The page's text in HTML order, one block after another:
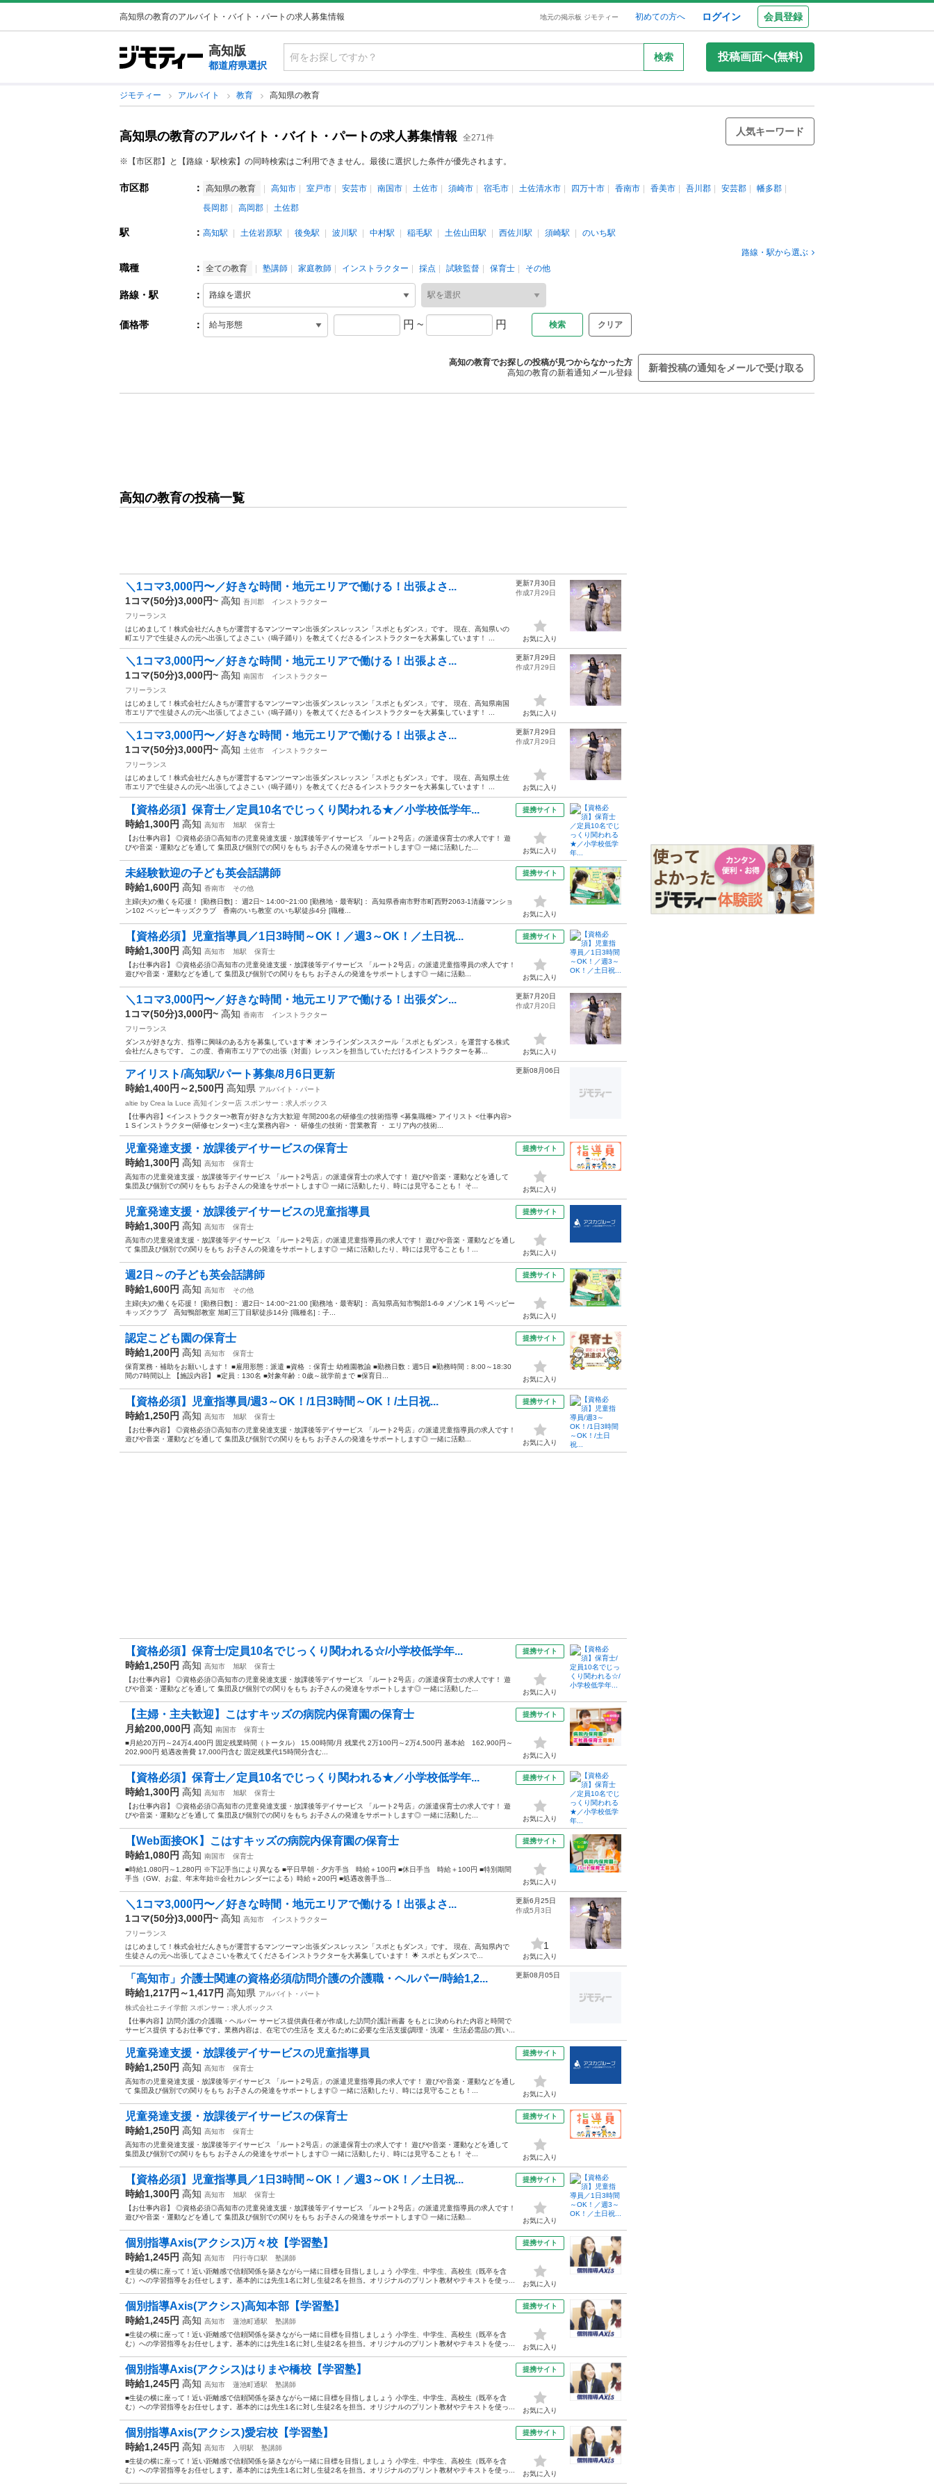
高知県の教育のアルバイト・バイト・パートの求人募集情報 地元の掲示板 ジモティー 初めての方へ ログイン 会員登録
高知版
都道府県選択
検索 投稿画面へ(無料)
ジモティー アルバイト 教育 高知県の教育
高知県の教育のアルバイト・バイト・パートの求人募集情報 全271件
人気キーワード
※【市区郡】と【路線・駅検索】の同時検索はご利用できません。最後に選択した条件が優先されます。
市区郡 ： 高知県の教育 高知市 室戸市 安芸市 南国市 土佐市 須崎市 宿毛市 土佐清水市 四万十市 香南市 香美市 吾川郡 安芸郡
幡多郡
長岡郡
高岡郡 土佐郡
駅 ： 高知駅 土佐岩原駅 後免駅 波川駅 中村駅 稲毛駅 土佐山田駅 西佐川駅 須崎駅
のいち駅
路線・駅から選ぶ
職種 ： 全ての教育 塾講師 家庭教師 インストラクター 採点 試験監督 保育士 その他
路線・駅 ：
価格帯 ： 円 ~ 円 クリア
高知の教育でお探しの投稿が見つからなかった方
高知の教育の新着通知メール登録
新着投稿の通知をメールで受け取る
高知の教育の投稿一覧
＼1コマ3,000円〜／好きな時間・地元エリアで働ける！出張よさ...
1コマ(50分)3,000円~ 高知 吾川郡
インストラクター
フリーランス
はじめまして！株式会社だんきちが運営するマンツーマン出張ダンスレッスン「スポともダンス」です。 現在、高知県いの
町エリアで生徒さんの元へ出張してよさこい（鳴子踊り）を教えてくださるインストラクターを大募集しています！ ...
更新7月30日
作成7月29日
お気に入り
＼1コマ3,000円〜／好きな時間・地元エリアで働ける！出張よさ...
1コマ(50分)3,000円~ 高知 南国市
インストラクター
フリーランス
はじめまして！株式会社だんきちが運営するマンツーマン出張ダンスレッスン「スポともダンス」です。 現在、高知県南国
市エリアで生徒さんの元へ出張してよさこい（鳴子踊り）を教えてくださるインストラクターを大募集しています！ ...
更新7月29日
作成7月29日
お気に入り
＼1コマ3,000円〜／好きな時間・地元エリアで働ける！出張よさ...
1コマ(50分)3,000円~ 高知 土佐市
インストラクター
フリーランス
はじめまして！株式会社だんきちが運営するマンツーマン出張ダンスレッスン「スポともダンス」です。 現在、高知県土佐
市エリアで生徒さんの元へ出張してよさこい（鳴子踊り）を教えてくださるインストラクターを大募集しています！ ...
更新7月29日
作成7月29日
お気に入り
【資格必須】保育士／定員10名でじっくり関われる★／小学校低学年...
時給1,300円 高知 高知市 旭駅
保育士
【お仕事内容】 ◎資格必須◎高知市の児童発達支援・放課後等デイサービス 「ルート2号店」の派遣保育士の求人です！ 遊
びや音楽・運動などを通して 集団及び個別での関りをもち お子さんの発達をサポートします◎ 一緒に活動した...
提携サイト
お気に入り
未経験歓迎の子ども英会話講師
時給1,600円 高知 香南市
その他
主婦(夫)の働くを応援！ [勤務日数]： 週2日~ 14:00~21:00 [勤務地・最寄駅]： 高知県香南市野市町西野2063-1清藤マンショ
ン102 ペッピーキッズクラブ 香南のいち教室 のいち駅徒歩4分 [職種...
提携サイト
お気に入り
【資格必須】児童指導員／1日3時間～OK！／週3～OK！／土日祝...
時給1,300円 高知 高知市 旭駅
保育士
【お仕事内容】 ◎資格必須◎高知市の児童発達支援・放課後等デイサービス 「ルート2号店」の派遣児童指導員の求人です！
遊びや音楽・運動などを通して 集団及び個別での関りをもち お子さんの発達をサポートします◎ 一緒に活動...
提携サイト
お気に入り
＼1コマ3,000円〜／好きな時間・地元エリアで働ける！出張ダン...
1コマ(50分)3,000円~ 高知 香南市
インストラクター
フリーランス
ダンスが好きな方、指導に興味のある方を募集しています🌟 オンラインダンススクール「スポともダンス」を運営する株式
会社だんきちです。 この度、香南市エリアでの出張（対面）レッスンを担当していただけるインストラクターを募...
更新7月20日
作成7月20日
お気に入り
アイリスト/高知駅/パート募集/8月6日更新
時給1,400円～2,500円 高知県 アルバイト・パート
altie by Crea la Luce 高知インター店 スポンサー：求人ボックス
【仕事内容】<インストラクター>教育が好きな方大歓迎 年間200名の研修生の技術指導 <募集職種> アイリスト <仕事内容>
1 Sインストラクター(研修センター) <主な業務内容> ・ 研修生の技術・営業教育 ・ エリア内の技術...
更新08月06日
児童発達支援・放課後デイサービスの保育士
時給1,300円 高知 高知市
保育士
高知市の児童発達支援・放課後等デイサービス 「ルート2号店」の派遣保育士の求人です！ 遊びや音楽・運動などを通して
集団及び個別での関りをもち お子さんの発達をサポートします◎ 一緒に活動したり、時には見守ることも！ そ...
提携サイト
お気に入り
児童発達支援・放課後デイサービスの児童指導員
時給1,300円 高知 高知市
保育士
高知市の児童発達支援・放課後等デイサービス 「ルート2号店」の派遣児童指導員の求人です！ 遊びや音楽・運動などを通し
て 集団及び個別での関りをもち お子さんの発達をサポートします◎ 一緒に活動したり、時には見守ることも！...
提携サイト
お気に入り
週2日～の子ども英会話講師
時給1,600円 高知 高知市
その他
主婦(夫)の働くを応援！ [勤務日数]： 週2日~ 14:00~21:00 [勤務地・最寄駅]： 高知県高知市鴨部1-6-9 メゾンK 1号 ペッピー
キッズクラブ 高知鴨部教室 旭町三丁目駅徒歩14分 [職種名]：子...
提携サイト
お気に入り
認定こども園の保育士
時給1,200円 高知 高知市
保育士
保育業務・補助をお願いします！ ■雇用形態：派遣 ■資格 ：保育士 幼稚園教諭 ■勤務日数：週5日 ■勤務時間：8:00～18:30
間の7時間以上 【施設内容】 ■定員：130名 ■対象年齢：0歳～就学前まで ■保育日...
提携サイト
お気に入り
【資格必須】児童指導員/週3～OK！/1日3時間～OK！/土日祝...
時給1,250円 高知 高知市 旭駅
保育士
【お仕事内容】 ◎資格必須◎高知市の児童発達支援・放課後等デイサービス 「ルート2号店」の派遣児童指導員の求人です！
遊びや音楽・運動などを通して 集団及び個別での関りをもち お子さんの発達をサポートします◎ 一緒に活動...
提携サイト
お気に入り
【資格必須】保育士/定員10名でじっくり関われる☆/小学校低学年...
時給1,250円 高知 高知市 旭駅
保育士
【お仕事内容】 ◎資格必須◎高知市の児童発達支援・放課後等デイサービス 「ルート2号店」の派遣保育士の求人です！ 遊
びや音楽・運動などを通して 集団及び個別での関りをもち お子さんの発達をサポートします◎ 一緒に活動した...
提携サイト
お気に入り
【主婦・主夫歓迎】こはすキッズの病院内保育園の保育士
月給200,000円 高知 南国市
保育士
■月給20万円～24万4,400円 固定残業時間（トータル） 15.00時間/月 残業代 2万100円～2万4,500円 基本給 162,900円～
202,900円 処遇改善費 17,000円含む 固定残業代15時間分含む...
提携サイト
お気に入り
【資格必須】保育士／定員10名でじっくり関われる★／小学校低学年...
時給1,300円 高知 高知市 旭駅
保育士
【お仕事内容】 ◎資格必須◎高知市の児童発達支援・放課後等デイサービス 「ルート2号店」の派遣保育士の求人です！ 遊
びや音楽・運動などを通して 集団及び個別での関りをもち お子さんの発達をサポートします◎ 一緒に活動した...
提携サイト
お気に入り
【Web面接OK】こはすキッズの病院内保育園の保育士
時給1,080円 高知 南国市
保育士
■時給1,080円～1,280円 ※下記手当により異なる ■平日早朝・夕方手当 時給＋100円 ■休日手当 時給＋100円 ■特別期間
手当（GW、お盆、年末年始※会社カレンダーによる）時給＋200円 ■処遇改善手当...
提携サイト
お気に入り
＼1コマ3,000円〜／好きな時間・地元エリアで働ける！出張よさ...
1コマ(50分)3,000円~ 高知 高知市
インストラクター
フリーランス
はじめまして！株式会社だんきちが運営するマンツーマン出張ダンスレッスン「スポともダンス」です。 現在、高知県内で
生徒さんの元へ出張してよさこいを教えてくださるインストラクターを大募集しています！ 🌟 スポともダンスで...
更新6月25日
作成5月3日
1
お気に入り
「高知市」介護士関連の資格必須/訪問介護の介護職・ヘルパー/時給1,2...
時給1,217円～1,417円 高知県 アルバイト・パート
株式会社ニチイ学館 スポンサー：求人ボックス
【仕事内容】訪問介護の介護職・ヘルパー サービス提供責任者が作成した訪問介護計画書 をもとに決められた内容と時間で
サービス提供 するお仕事です。業務内容は、在宅での生活を 支えるために必要な生活支援(調理・洗濯・ 生活必需品の買い...
更新08月05日
児童発達支援・放課後デイサービスの児童指導員
時給1,250円 高知 高知市
保育士
高知市の児童発達支援・放課後等デイサービス 「ルート2号店」の派遣児童指導員の求人です！ 遊びや音楽・運動などを通し
て 集団及び個別での関りをもち お子さんの発達をサポートします◎ 一緒に活動したり、時には見守ることも！...
提携サイト
お気に入り
児童発達支援・放課後デイサービスの保育士
時給1,250円 高知 高知市
保育士
高知市の児童発達支援・放課後等デイサービス 「ルート2号店」の派遣保育士の求人です！ 遊びや音楽・運動などを通して
集団及び個別での関りをもち お子さんの発達をサポートします◎ 一緒に活動したり、時には見守ることも！ そ...
提携サイト
お気に入り
【資格必須】児童指導員／1日3時間～OK！／週3～OK！／土日祝...
時給1,300円 高知 高知市 旭駅
保育士
【お仕事内容】 ◎資格必須◎高知市の児童発達支援・放課後等デイサービス 「ルート2号店」の派遣児童指導員の求人です！
遊びや音楽・運動などを通して 集団及び個別での関りをもち お子さんの発達をサポートします◎ 一緒に活動...
提携サイト
お気に入り
個別指導Axis(アクシス)万々校【学習塾】
時給1,245円 高知 高知市 円行寺口駅
塾講師
■生徒の横に座って！近い距離感で信頼関係を築きながら一緒に目標を目指しましょう 小学生、中学生、高校生（既卒を含
む）への学習指導をお任せします。基本的には先生1名に対し生徒2名を担当。オリジナルのプリント教材やテキストを使っ...
提携サイト
お気に入り
個別指導Axis(アクシス)高知本部【学習塾】
時給1,245円 高知 高知市 蓮池町通駅
塾講師
■生徒の横に座って！近い距離感で信頼関係を築きながら一緒に目標を目指しましょう 小学生、中学生、高校生（既卒を含
む）への学習指導をお任せします。基本的には先生1名に対し生徒2名を担当。オリジナルのプリント教材やテキストを使っ...
提携サイト
お気に入り
個別指導Axis(アクシス)はりまや橋校【学習塾】
時給1,245円 高知 高知市 蓮池町通駅
塾講師
■生徒の横に座って！近い距離感で信頼関係を築きながら一緒に目標を目指しましょう 小学生、中学生、高校生（既卒を含
む）への学習指導をお任せします。基本的には先生1名に対し生徒2名を担当。オリジナルのプリント教材やテキストを使っ...
提携サイト
お気に入り
個別指導Axis(アクシス)愛宕校【学習塾】
時給1,245円 高知 高知市 入明駅
塾講師
■生徒の横に座って！近い距離感で信頼関係を築きながら一緒に目標を目指しましょう 小学生、中学生、高校生（既卒を含
む）への学習指導をお任せします。基本的には先生1名に対し生徒2名を担当。オリジナルのプリント教材やテキストを使っ...
提携サイト
お気に入り